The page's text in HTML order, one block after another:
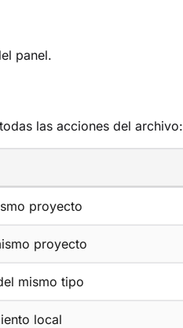
panel.
las acciones del archivo:
proyecto
proyecto
mismo tipo
local